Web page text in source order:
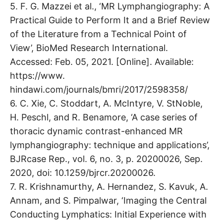
5. F. G. Mazzei et al., ‘MR Lymphangiography: A
Practical Guide to Perform It and a Brief Review
of the Literature from a Technical Point of
View’, BioMed Research International.
Accessed: Feb. 05, 2021. [Online]. Available:
https://www.
hindawi.com/journals/bmri/2017/2598358/
6. C. Xie, C. Stoddart, A. McIntyre, V. StNoble,
H. Peschl, and R. Benamore, ‘A case series of
thoracic dynamic contrast-enhanced MR
lymphangiography: technique and applications’,
BJRcase Rep., vol. 6, no. 3, p. 20200026, Sep.
2020, doi: 10.1259/bjrcr.20200026.
7. R. Krishnamurthy, A. Hernandez, S. Kavuk, A.
Annam, and S. Pimpalwar, ‘Imaging the Central
Conducting Lymphatics: Initial Experience with